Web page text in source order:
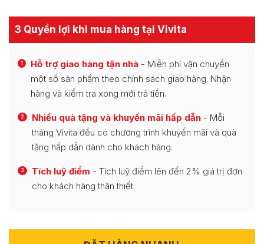
3 Quyền lợi khi mua hàng tại Vivita
1 Hỗ trợ giao hàng tận nhà - Miễn phí vận chuyển
một số sản phẩm theo chính sách giao hàng. Nhận
hàng và kiểm tra xong mới trả tiền.
2 Nhiều quà tặng và khuyến mãi hấp dẫn - Mỗi
tháng Vivita đều có chương trình khuyến mãi và quà
tặng hấp dẫn dành cho khách hàng.
3 Tích luỹ điểm - Tích luỹ điểm lên đến 2% giá trị đơn
cho khách hàng thân thiết.